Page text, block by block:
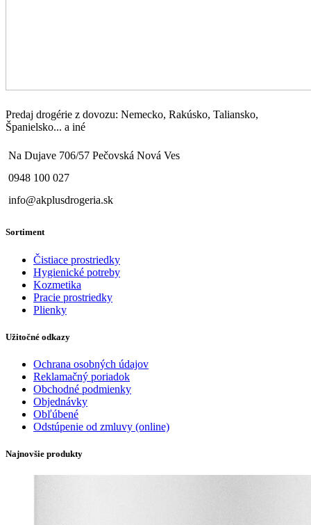
Predaj drogérie z dovozu: Nemecko, Rakúsko, Taliansko,
Španielsko... a iné
Na Dujave 706/57 Pečovská Nová Ves
0948 100 027
info@akplusdrogeria.sk
Sortiment
Čistiace prostriedky
Hygienické potreby
Kozmetika
Pracie prostriedky
Plienky
Užitočné odkazy
Ochrana osobných údajov
Reklamačný poriadok
Obchodné podmienky
Objednávky
Obľúbené
Odstúpenie od zmluvy (online)
Najnovšie produkty